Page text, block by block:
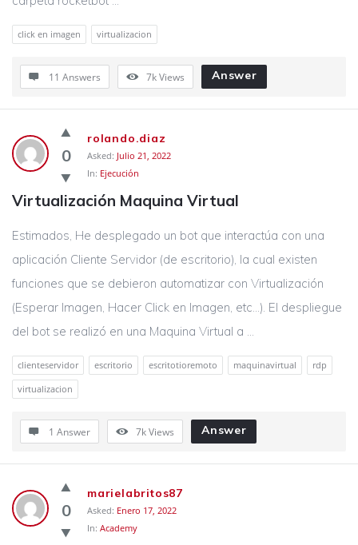
click en imagen virtualizacion
11 Answers 7kViews Answer
0
rolando.diaz
Asked: Julio 21, 2022
In: Ejecución
Virtualización Maquina Virtual
Estimados, He desplegado un bot que interactúa con una
aplicación Cliente Servidor (de escritorio), la cual existen
funciones que se debieron automatizar con Virtualización
(Esperar Imagen, Hacer Click en Imagen, etc…). El despliegue
del bot se realizó en una Maquina Virtual a ...
clienteservidor escritorio escritotioremoto maquinavirtual
rdp
virtualizacion
1 Answer 7kViews Answer
0
marielabritos87
Asked: Enero 17, 2022
In: Academy